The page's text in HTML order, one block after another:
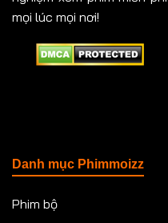
mọi lúc mọi nơi!
Danh mục Phimmoizz
Phim bộ